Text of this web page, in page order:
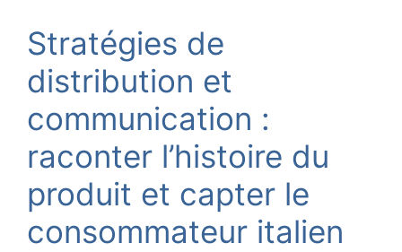
Stratégies de
distribution et
communication :
raconter l’histoire du
produit et capter le
consommateur italien